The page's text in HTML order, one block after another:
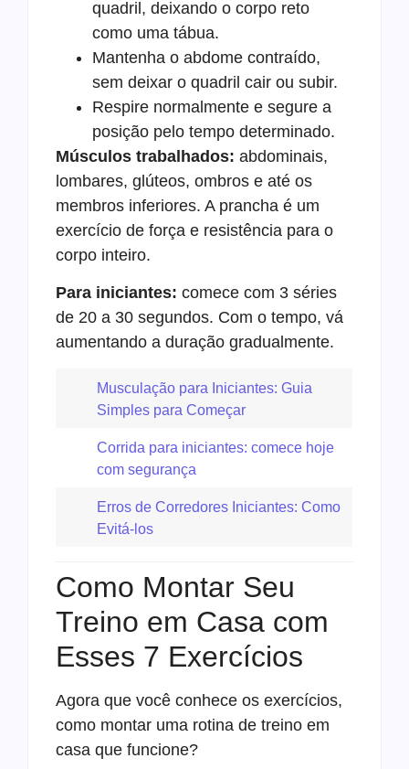
quadril, deixando o corpo reto
como uma tábua.
Mantenha o abdome contraído,
sem deixar o quadril cair ou subir.
Respire normalmente e segure a
posição pelo tempo determinado.
Músculos trabalhados: abdominais,
lombares, glúteos, ombros e até os
membros inferiores. A prancha é um
exercício de força e resistência para o
corpo inteiro.
Para iniciantes: comece com 3 séries
de 20 a 30 segundos. Com o tempo, vá
aumentando a duração gradualmente.
Musculação para Iniciantes: Guia
Simples para Começar
Corrida para iniciantes: comece hoje
com segurança
Erros de Corredores Iniciantes: Como
Evitá-los
Como Montar Seu
Treino em Casa com
Esses 7 Exercícios
Agora que você conhece os exercícios,
como montar uma rotina de treino em
casa que funcione?